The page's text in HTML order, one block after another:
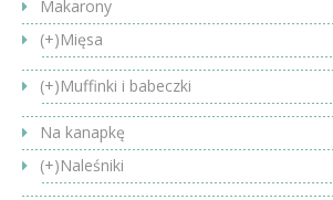
Makarony
(+)Mięsa
(+)Muffinki i babeczki
Na kanapkę
(+)Naleśniki